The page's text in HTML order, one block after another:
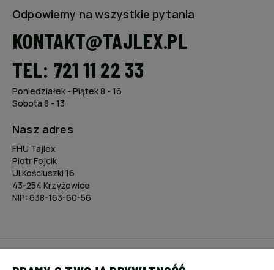
Odpowiemy na wszystkie pytania
KONTAKT@TAJLEX.PL
TEL: 721 11 22 33
Poniedziałek - Piątek 8 - 16
Sobota 8 - 13
Nasz adres
FHU Tajlex
Piotr Fojcik
Ul.Kościuszki 16
43-254 Krzyżowice
NIP: 638-163-60-56